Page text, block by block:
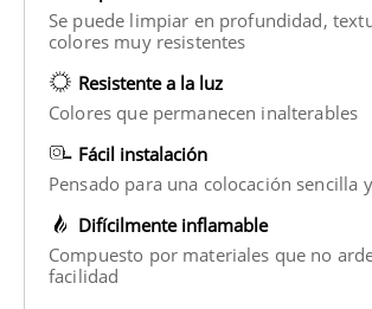
Se puede limpiar en profundidad,
colores muy resistentes
Resistente a la luz
Colores que permanecen inalterables
Fácil instalación
Pensado para una colocación sencilla
Difícilmente inflamable
Compuesto por materiales que no
facilidad